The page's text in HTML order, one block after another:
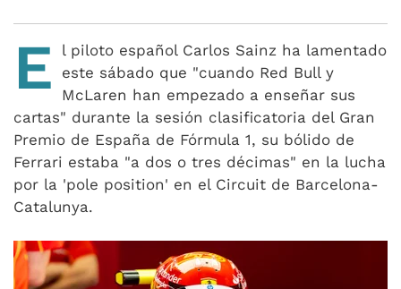
E
l piloto español Carlos Sainz ha lamentado
este sábado que "cuando Red Bull y
McLaren han empezado a enseñar sus
cartas" durante la sesión clasificatoria del Gran
Premio de España de Fórmula 1, su bólido de
Ferrari estaba "a dos o tres décimas" en la lucha
por la 'pole position' en el Circuit de Barcelona-
Catalunya.